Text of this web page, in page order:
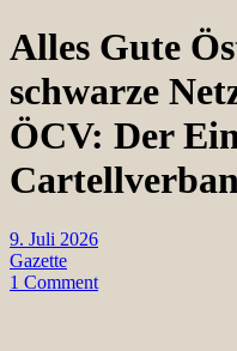
Alles Gute
schwarze
ÖCV: Der
9. Juli 2026
Gazette
1 Comment